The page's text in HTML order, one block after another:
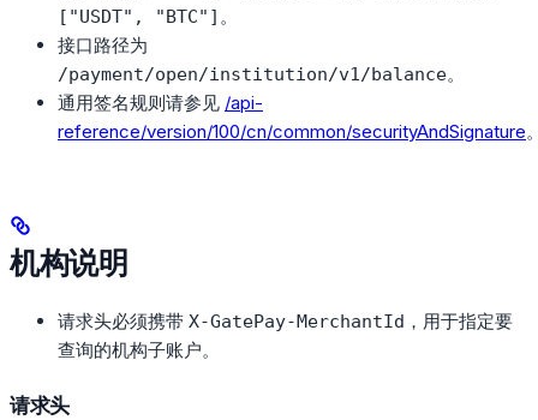
["USDT", "BTC"] 。
接口路径为
/payment/open/institution/v1/balance。
通用签名规则请参见 /api-
reference/version/100/cn/common/securityAndSignature
机构说明
请求头必须携带 X-GatePay-MerchantId ，用于指定要
查询的机构子账户。
请求头